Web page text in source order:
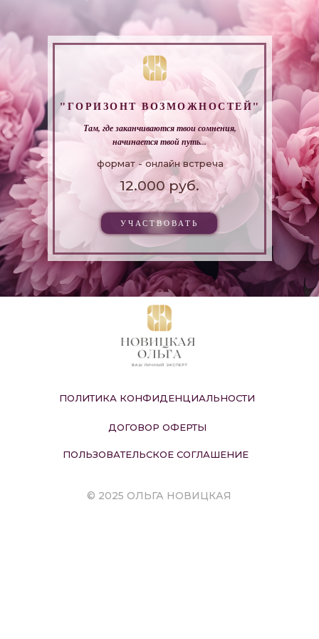
"ГОРИЗОНТ ВОЗМОЖНОСТЕЙ"
УЧАСТВОВАТЬ
12.000 руб.
формат - онлайн встреча
Там, где заканчиваются твои сомнения,
начинается твой путь...
ДОГОВОР ОФЕРТЫ
ПОЛИТИКА КОНФИДЕНЦИАЛЬНОСТИ
ПОЛЬЗОВАТЕЛЬСКОЕ СОГЛАШЕНИЕ
© 2025 ОЛЬГА НОВИЦКАЯ